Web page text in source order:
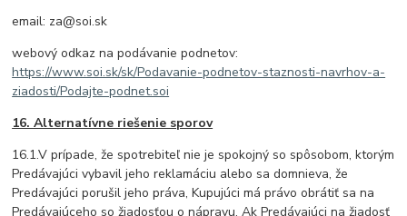
email: za@soi.sk
webový odkaz na podávanie podnetov:
https://www.soi.sk/sk/Podavanie-podnetov-staznosti-navrhov-a-
ziadosti/Podajte-podnet.soi
16. Alternatívne riešenie sporov
16.1.V prípade, že spotrebiteľ nie je spokojný so spôsobom, ktorým
Predávajúci vybavil jeho reklamáciu alebo sa domnieva, že
Predávajúci porušil jeho práva, Kupujúci má právo obrátiť sa na
Predávajúceho so žiadosťou o nápravu. Ak Predávajúci na žiadosť